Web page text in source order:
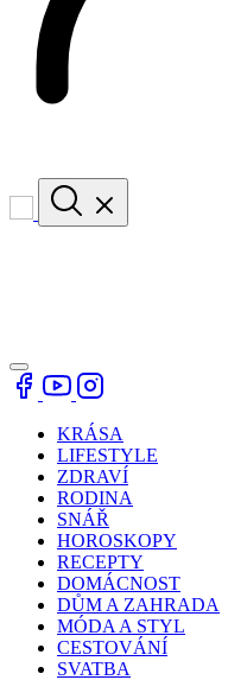
KRÁSA
LIFESTYLE
ZDRAVÍ
RODINA
SNÁŘ
HOROSKOPY
RECEPTY
DOMÁCNOST
DŮM A ZAHRADA
MÓDA A STYL
CESTOVÁNÍ
SVATBA